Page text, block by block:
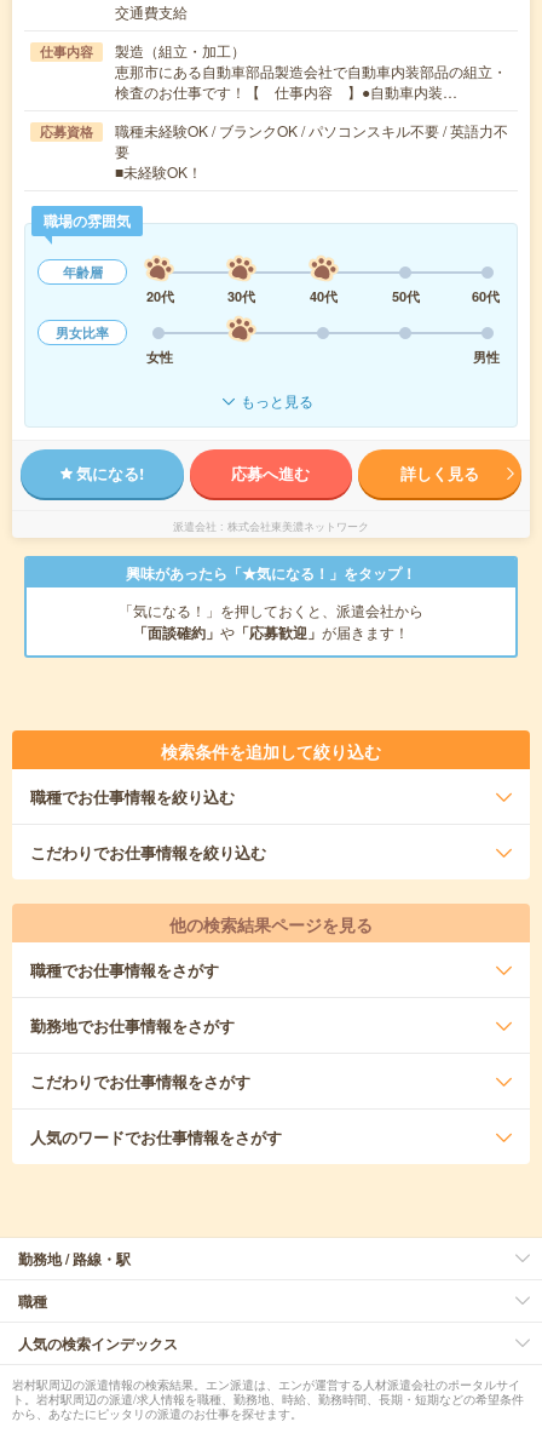
交通費支給
仕事内容
製造（組立・加工）
恵那市にある自動車部品製造会社で自動車内装部品の組立・
検査のお仕事です！【 仕事内容 】●自動車内装…
応募資格
職種未経験OK / ブランクOK / パソコンスキル不要 / 英語力不
要
■未経験OK！
職場の雰囲気
年齢層
20代
30代 40代 50代
60代
男女比率
女性
男性
もっと見る
気になる! 応募へ進む 詳しく見る
派遣会社 株式会社東美濃ネットワーク
興味があったら「★気になる！」をタップ！
「気になる！」を押しておくと、派遣会社から
「面談確約」 や 「応募歓迎」 が届きます！
検索条件を追加して絞り込む
職種でお仕事情報を絞り込む
こだわりでお仕事情報を絞り込む
他の検索結果ページを見る
職種でお仕事情報をさがす
勤務地でお仕事情報をさがす
こだわりでお仕事情報をさがす
人気のワードでお仕事情報をさがす
勤務地 / 路線・駅
職種
人気の検索インデックス
岩村駅周辺の派遣情報の検索結果。エン派遣は、エンが運営する人材派遣会社のポータルサイ
ト。岩村駅周辺の派遣/求人情報を職種、勤務地、時給、勤務時間、長期・短期などの希望条件
から、あなたにピッタリの派遣のお仕事を探せます。